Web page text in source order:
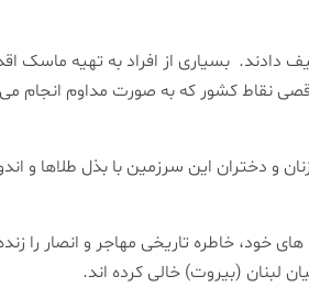
بسیاری از افراد به تهیه ماسک
اقصی نقاط کشور که به صورت مداوم
و دختران این سرزمین با بذل طلاها و
خود، خاطره تاریخی مهاجر و انصار را
لبنان (بیروت) خالی کرده اند.